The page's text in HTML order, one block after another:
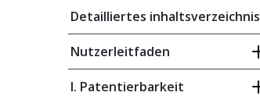
Detailliertes inhaltsverzeichnis
Nutzerleitfaden
I. Patentierbarkeit